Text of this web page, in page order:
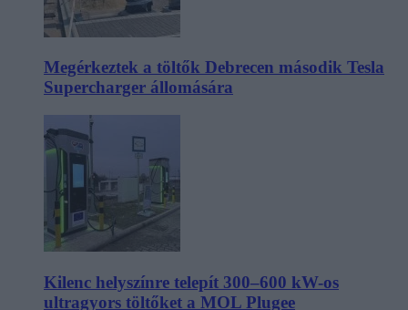
Megérkeztek a töltők Debrecen második Tesla
Supercharger állomására
Kilenc helyszínre telepít 300–600 kW-os
ultragyors töltőket a MOL Plugee